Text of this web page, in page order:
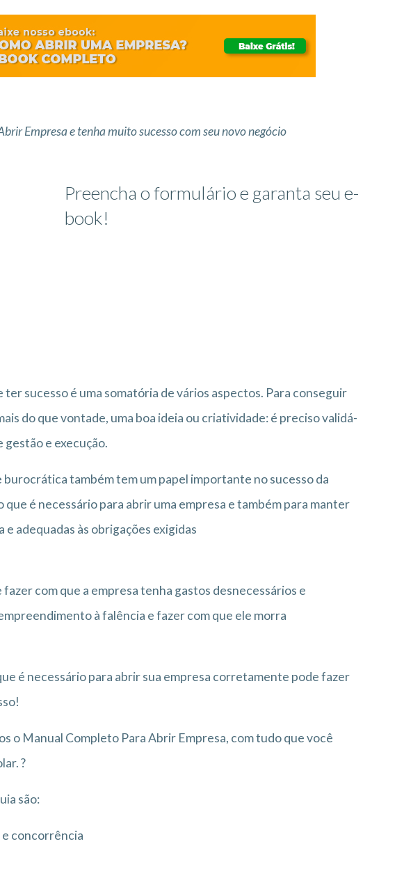
Empresa e tenha muito sucesso com seu novo negócio
Preencha o formulário e garanta seu e-
book!
sucesso é uma somatória de vários aspectos. Para conseguir
do que vontade, uma boa ideia ou criatividade: é preciso validá-
gestão e execução.
também tem um papel importante no sucesso da
é necessário para abrir uma empresa e também para manter
adequadas às obrigações exigidas
com que a empresa tenha gastos desnecessários e
à falência e fazer com que ele morra
é necessário para abrir sua empresa corretamente pode fazer
o Manual Completo Para Abrir Empresa, com tudo que você
?
são:
e concorrência